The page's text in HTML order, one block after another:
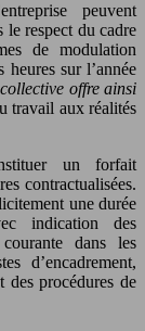
peuvent
le respect du cadre
de modulation
sur l’année
offre ainsi
travail aux réalités
un forfait
contractualisées.
une durée
indication des
dans les
d’encadrement,
des procédures de